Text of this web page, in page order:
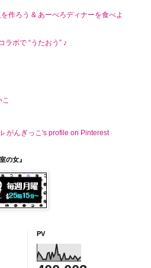
作ろう & あーぺろディナーを食べよ
ラボで “うたおう” ♪
がんぎっこ's profile on Pinterest
の女』
PV